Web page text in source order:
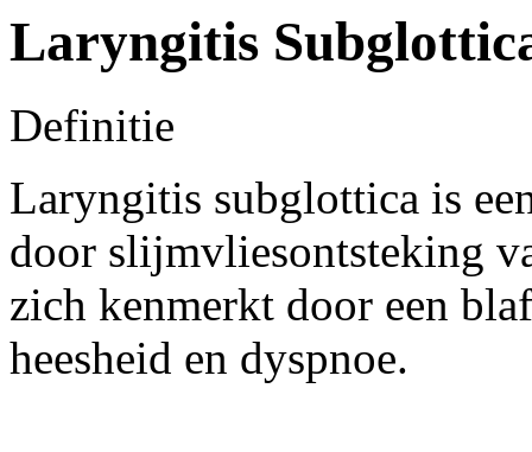
Laryngitis
Definitie
Laryngitis subglottica is
door slijmvliesontsteking
zich kenmerkt door een
heesheid en dyspnoe.